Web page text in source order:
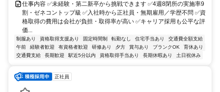
仕事内容 ✅未経験・第二新卒から挑戦できます ✅4週8閉所の実施率9
割・ゼネコントップ級 ✅入社時から正社員・無期雇用／学歴不問 ✅資
格取得の費用は会社が負担・取得率が高い ✅キャリア採用も公平な評
価...
制服あり 資格取得支援あり 固定時間制 転勤なし 住宅手当あり
交通費全額支給
午前
経験者歓迎 有資格者歓迎 研修あり 夕方 賞与あり ブランクOK
育休あり
交通費支給
長期歓迎 駅近5分以内 資格取得手当あり 長期休暇あり 土日祝休み
正社員